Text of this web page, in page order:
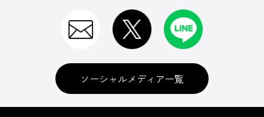
ソーシャルメディア一覧